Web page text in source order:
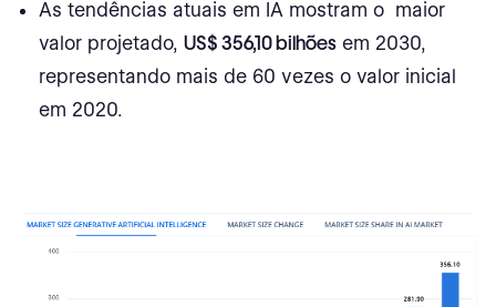
Insights específicos do setor
Uso de ferramentas de arte de IA
Percepção pública e ética
As tendências atuais em IA mostram o maior
valor projetado,US$ 356,10 bilhões em 2030,
representando mais de 60 vezes o valor inicial
em 2020.